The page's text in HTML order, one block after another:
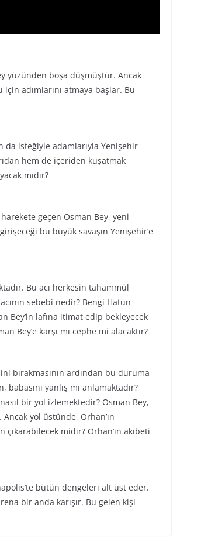
yüzünden boşa düşmüştür. Ancak
adımlarını atmaya başlar. Bu
da isteğiyle adamlarıyla Yenişehir
hem de içeriden kuşatmak
mıdır?
geçen Osman Bey, yeni
bu büyük savaşın Yenişehir’e
Bu acı herkesin tahammül
sebebi nedir? Bengi Hatun
Bey’in lafına itimat edip bekleyecek
Bey’e karşı mı cephe mi alacaktır?
bırakmasının ardından bu duruma
yanlış mı anlamaktadır?
bir yol izlemektedir? Osman Bey,
yol üstünde, Orhan’ın
çıkarabilecek midir? Orhan’ın akıbeti
bütün dengeleri alt üst eder.
bir anda karışır. Bu gelen kişi